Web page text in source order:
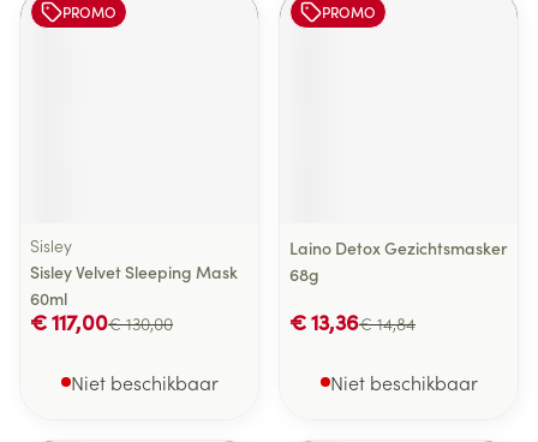
PROMO
Sisley
Sisley Velvet Sleeping Mask
60ml
€ 130,00
€ 117,00
Niet beschikbaar
PROMO
Laino Detox Gezichtsmasker
68g
€ 14,84
€ 13,36
Niet beschikbaar